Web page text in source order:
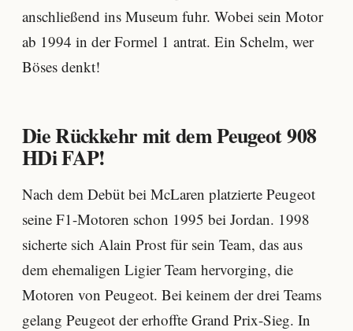
anschließend ins Museum fuhr. Wobei sein Motor
ab 1994 in der Formel 1 antrat. Ein Schelm, wer
Böses denkt!
Die Rückkehr mit dem Peugeot 908
HDi FAP!
Nach dem Debüt bei McLaren platzierte Peugeot
seine F1-Motoren schon 1995 bei Jordan. 1998
sicherte sich Alain Prost für sein Team, das aus
dem ehemaligen Ligier Team hervorging, die
Motoren von Peugeot. Bei keinem der drei Teams
gelang Peugeot der erhoffte Grand Prix-Sieg. In